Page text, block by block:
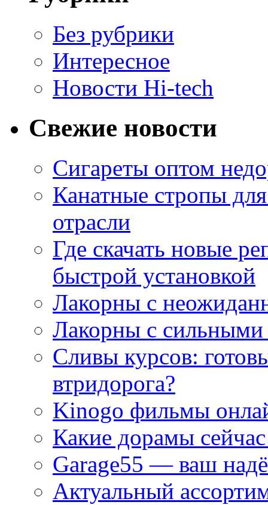
Без рубрики
Интересное
Новости Hi-tech
Свежие новости
Сигареты оптом
Канатные стропы
отрасли
Где скачать новые
быстрой установкой
Лакорны с
Лакорны с сильными
Сливы курсов:
втридорога?
Kinogo фильмы
Какие дорамы
Garage55 — ваш
Актуальный